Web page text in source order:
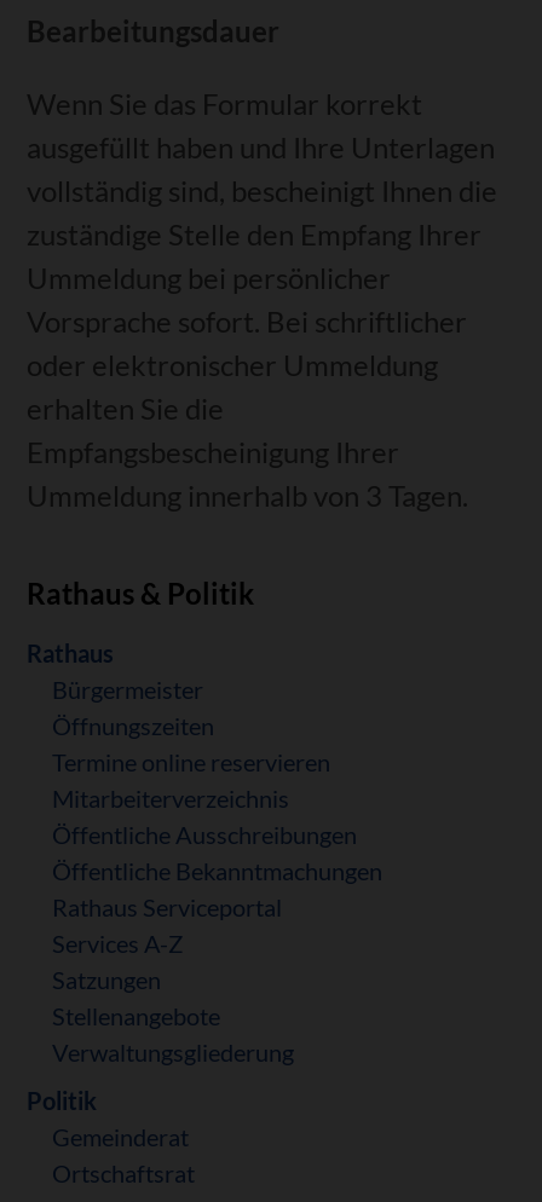
Rathaus & Politik
Navigation
überspringen
Rathaus
Bürgermeister
Öffnungszeiten
Termine online reservieren
Mitarbeiterverzeichnis
Öffentliche Ausschreibungen
Öffentliche Bekanntmachungen
Rathaus Serviceportal
Services A-Z
Satzungen
Stellenangebote
Verwaltungsgliederung
Politik
Gemeinderat
Ortschaftsrat
Bearbeitungsdauer
Wenn Sie das Formular korrekt
ausgefüllt haben und Ihre Unterlagen
vollständig sind, bescheinigt Ihnen die
zuständige Stelle den Empfang Ihrer
Ummeldung bei persönlicher
Vorsprache sofort. Bei schriftlicher
oder elektronischer Ummeldung
erhalten Sie die
Empfangsbescheinigung Ihrer
Ummeldung innerhalb von 3 Tagen.